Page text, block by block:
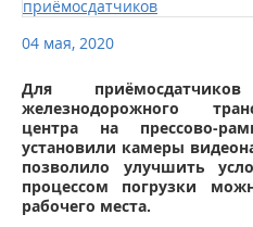
РЕМОНТ ДВИГАТЕЛЕЙ КАМАЗ
ФИНАНСОВЫЙ СЕРВИС
ФОТОГАЛЕРЕЯ
04 мая, 2020
Для
железнодорожного
центра на прессово-
установили камеры
позволило улучшить
процессом погрузки
рабочего места.